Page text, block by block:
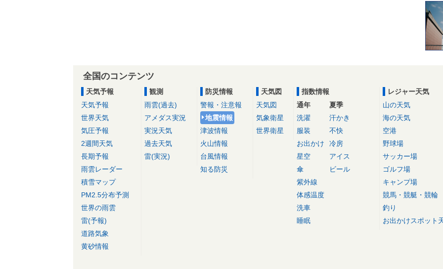
全国のコンテンツ
天気予報
天気予報
世界天気
気圧予報
2週間天気
長期予報
雨雲レーダー
積雪マップ
PM2.5分布予測
世界の雨雲
雷(予報)
道路気象
黄砂情報
観測
雨雲(過去)
アメダス実況
実況天気
過去天気
雷(実況)
防災情報
警報・注意報
地震情報
津波情報
火山情報
台風情報
知る防災
天気図
天気図
気象衛星
世界衛星
指数情報
通年
洗濯
服装
お出かけ
星空
傘
紫外線
体感温度
洗車
睡眠
夏季
汗かき
不快
冷房
アイス
ビール
レジャー天気
山の天気
海の天気
空港
野球場
サッカー場
ゴルフ場
キャンプ場
競馬・競艇・競輪
釣り
お出かけスポット